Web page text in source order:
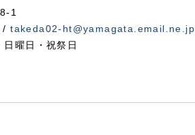
1
/takeda02-ht@yamagata.email.ne.jp
曜日・祝祭日